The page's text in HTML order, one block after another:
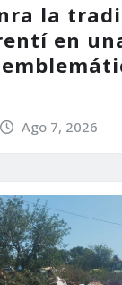
la
en
Ago 7, 2026